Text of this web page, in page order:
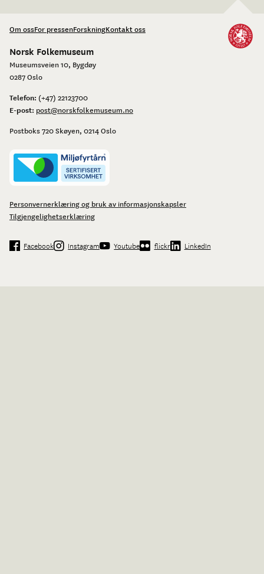
Om ossFor pressenForskningKontakt oss
Norsk Folkemuseum
Museumsveien 10, Bygdøy
0287 Oslo
Telefon: (+47) 22123700
E-post: post@norskfolkemuseum.no
Postboks 720 Skøyen, 0214 Oslo
Personvernerklæring og bruk av informasjonskapsler
Tilgjengelighetserklæring
Facebook Instagram Youtube flickr LinkedIn